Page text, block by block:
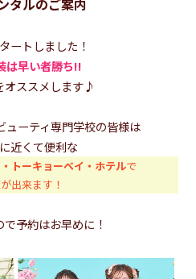
タルのご案内
ートしました！
は早い者勝ち!!
オススメします♪
ューティ専門学校の皆様は
近くて便利な
トーキョーベイ・ホテルで
出来ます！
で予約はお早めに！